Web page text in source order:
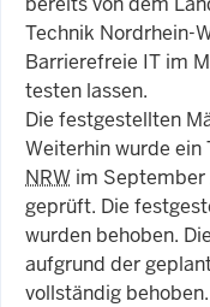
Technik Nordrhein-
Barrierefreie IT im
testen lassen.
Die festgestellten
Weiterhin wurde
NRW im
geprüft. Die
wurden behoben.
aufgrund der
vollständig behoben.